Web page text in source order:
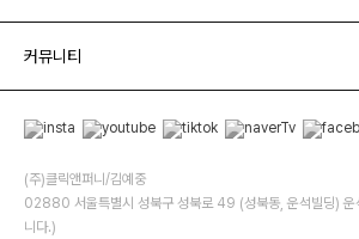
커뮤니티
(주)클릭앤퍼니/김예중
02880 서울특별시 성북구 성북로 49 (성북동, 운석빌딩) 운
니다.)